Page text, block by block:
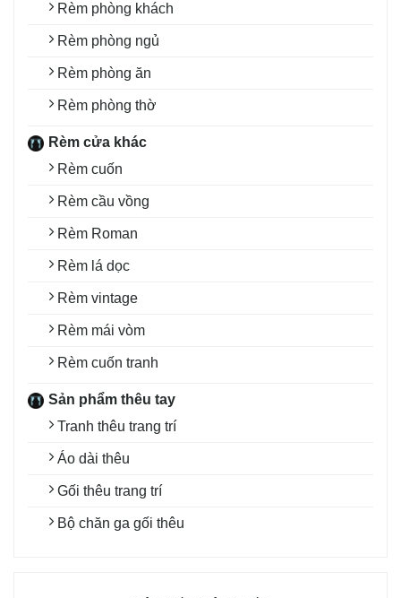
Rèm phòng khách
Rèm phòng ngủ
Rèm phòng ăn
Rèm phòng thờ
Rèm cửa khác
Rèm cuốn
Rèm cầu vồng
Rèm Roman
Rèm lá dọc
Rèm vintage
Rèm mái vòm
Rèm cuốn tranh
Sản phẩm thêu tay
Tranh thêu trang trí
Áo dài thêu
Gối thêu trang trí
Bộ chăn ga gối thêu